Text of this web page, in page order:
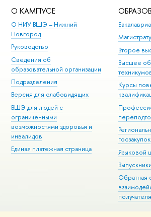
О КАМПУСЕ
О НИУ ВШЭ – Нижний
Новгород
Руководство
Сведения об
образовательной организации
Подразделения
Версия для слабовидящих
ВШЭ для людей с
ограниченными
возможностями здоровья и
инвалидов
Единая платежная страница
Второе
Высшее
Курсы
госзакупок
Языковой
Выпускники
Обратная